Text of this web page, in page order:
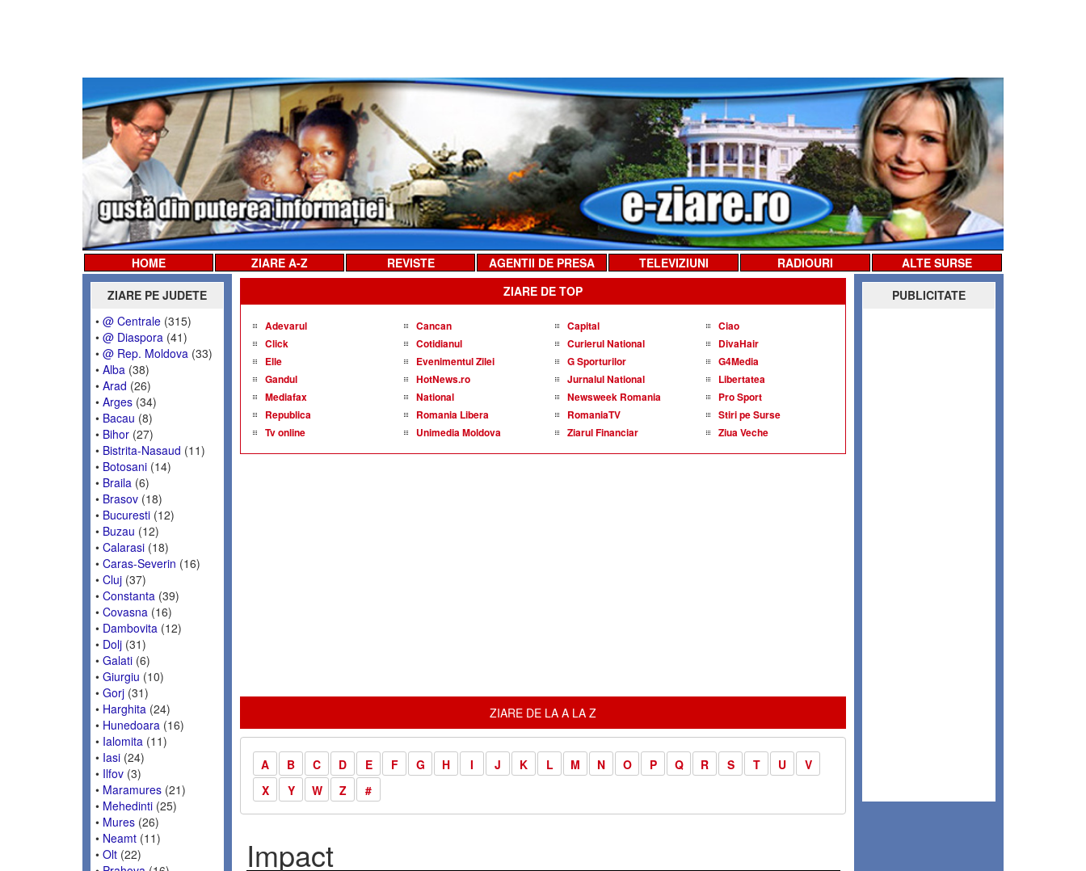
HOME ZIARE A-Z REVISTE AGENTII DE PRESA TELEVIZIUNI RADIOURI
ALTE SURSE
ZIARE PE JUDETE
• @ Centrale (315)
• @ Diaspora (41)
• @ Rep. Moldova (33)
• Alba (38)
• Arad (26)
• Arges (34)
• Bacau (8)
• Bihor (27)
• Bistrita-Nasaud (11)
• Botosani (14)
• Braila (6)
• Brasov (18)
• Bucuresti (12)
• Buzau (12)
• Calarasi (18)
• Caras-Severin (16)
• Cluj (37)
• Constanta (39)
• Covasna (16)
• Dambovita (12)
• Dolj (31)
• Galati (6)
• Giurgiu (10)
• Gorj (31)
• Harghita (24)
• Hunedoara (16)
• Ialomita (11)
• Iasi (24)
• Ilfov (3)
• Maramures (21)
• Mehedinti (25)
• Mures (26)
• Neamt (11)
• Olt (22)
ZIARE DE TOP
Adevarul Cancan Capital
Ciao
Click
Cotidianul Curierul National
DivaHair
Elle
Evenimentul Zilei G Sporturilor
G4Media
Gandul
HotNews.ro Jurnalul National
Libertatea
Mediafax
National Newsweek Romania
Pro Sport
Republica
Romania Libera RomaniaTV
Stiri pe Surse
Tv online
Unimedia Moldova Ziarul Financiar Ziua Veche
ZIARE DE LA A LA Z
A B C D E F G H I J K L M N O P Q R S T U
V
X
Y W Z #
Impact
PUBLICITATE